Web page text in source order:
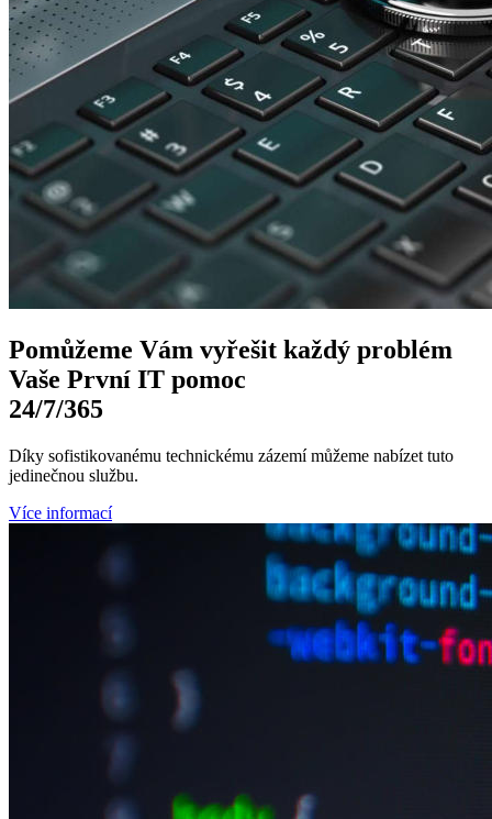
Pomůžeme Vám vyřešit každý problém
Vaše První IT pomoc
24/7/365
Díky sofistikovanému technickému zázemí můžeme nabízet tuto
jedinečnou službu.
Více informací